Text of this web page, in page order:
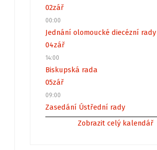
02zář
00:00
Jednání olomoucké diecézní rady
04zář
14:00
Biskupská rada
05zář
09:00
Zasedání Ústřední rady
Zobrazit celý kalendář